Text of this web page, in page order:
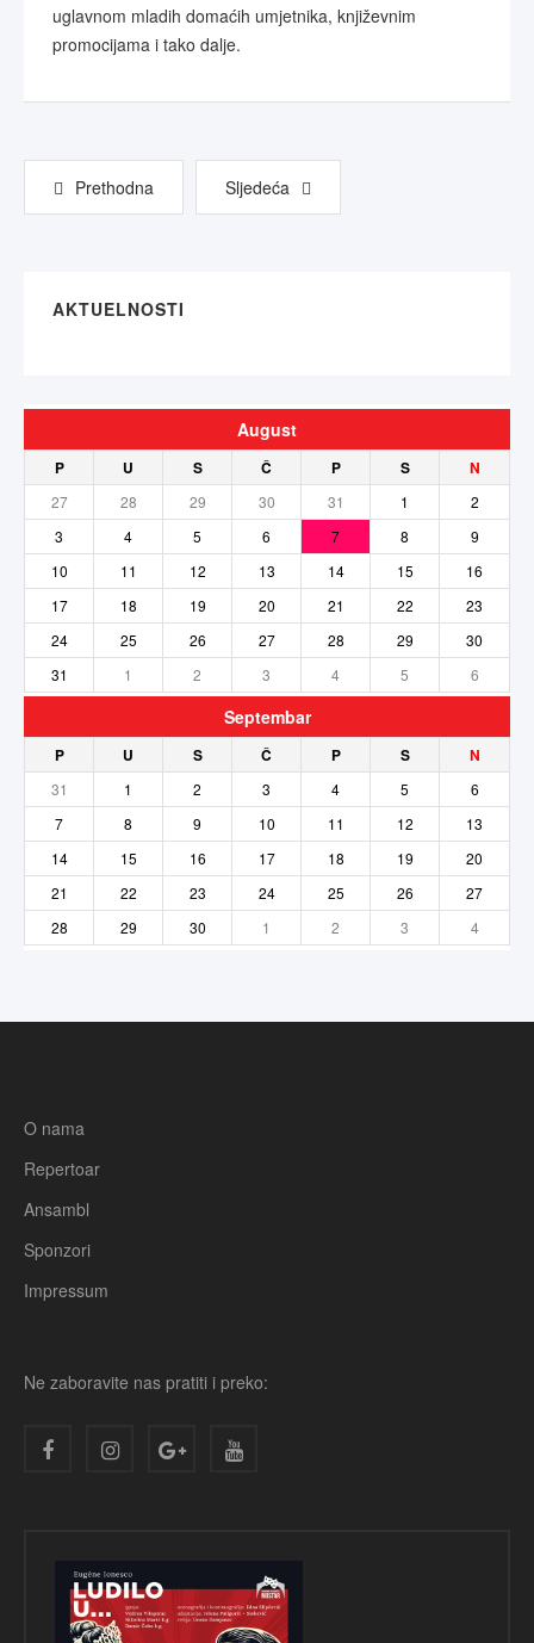
uglavnom mladih domaćih umjetnika, književnim
promocijama i tako dalje.
Prethodna Sljedeća
AKTUELNOSTI
August
P U S Č P S N
27 28 29 30 31 1
2
3
4 5 6 7 8
9
10
11 12 13 14 15
16
17
18 19 20 21 22
23
24
25 26 27 28 29
30
31
1 2 3 4 5 6
Septembar
P U S Č P S N
31 1 2 3 4 5
6
7
8 9 10 11 12
13
14
15 16 17 18 19
20
21
22 23 24 25 26
27
28
29 30 1 2 3 4
O nama
Repertoar
Ansambl
Sponzori
Impressum
Ne zaboravite nas pratiti i preko: